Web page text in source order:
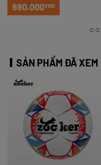
690.000VNĐ
SẢN PHẨM ĐÃ XEM